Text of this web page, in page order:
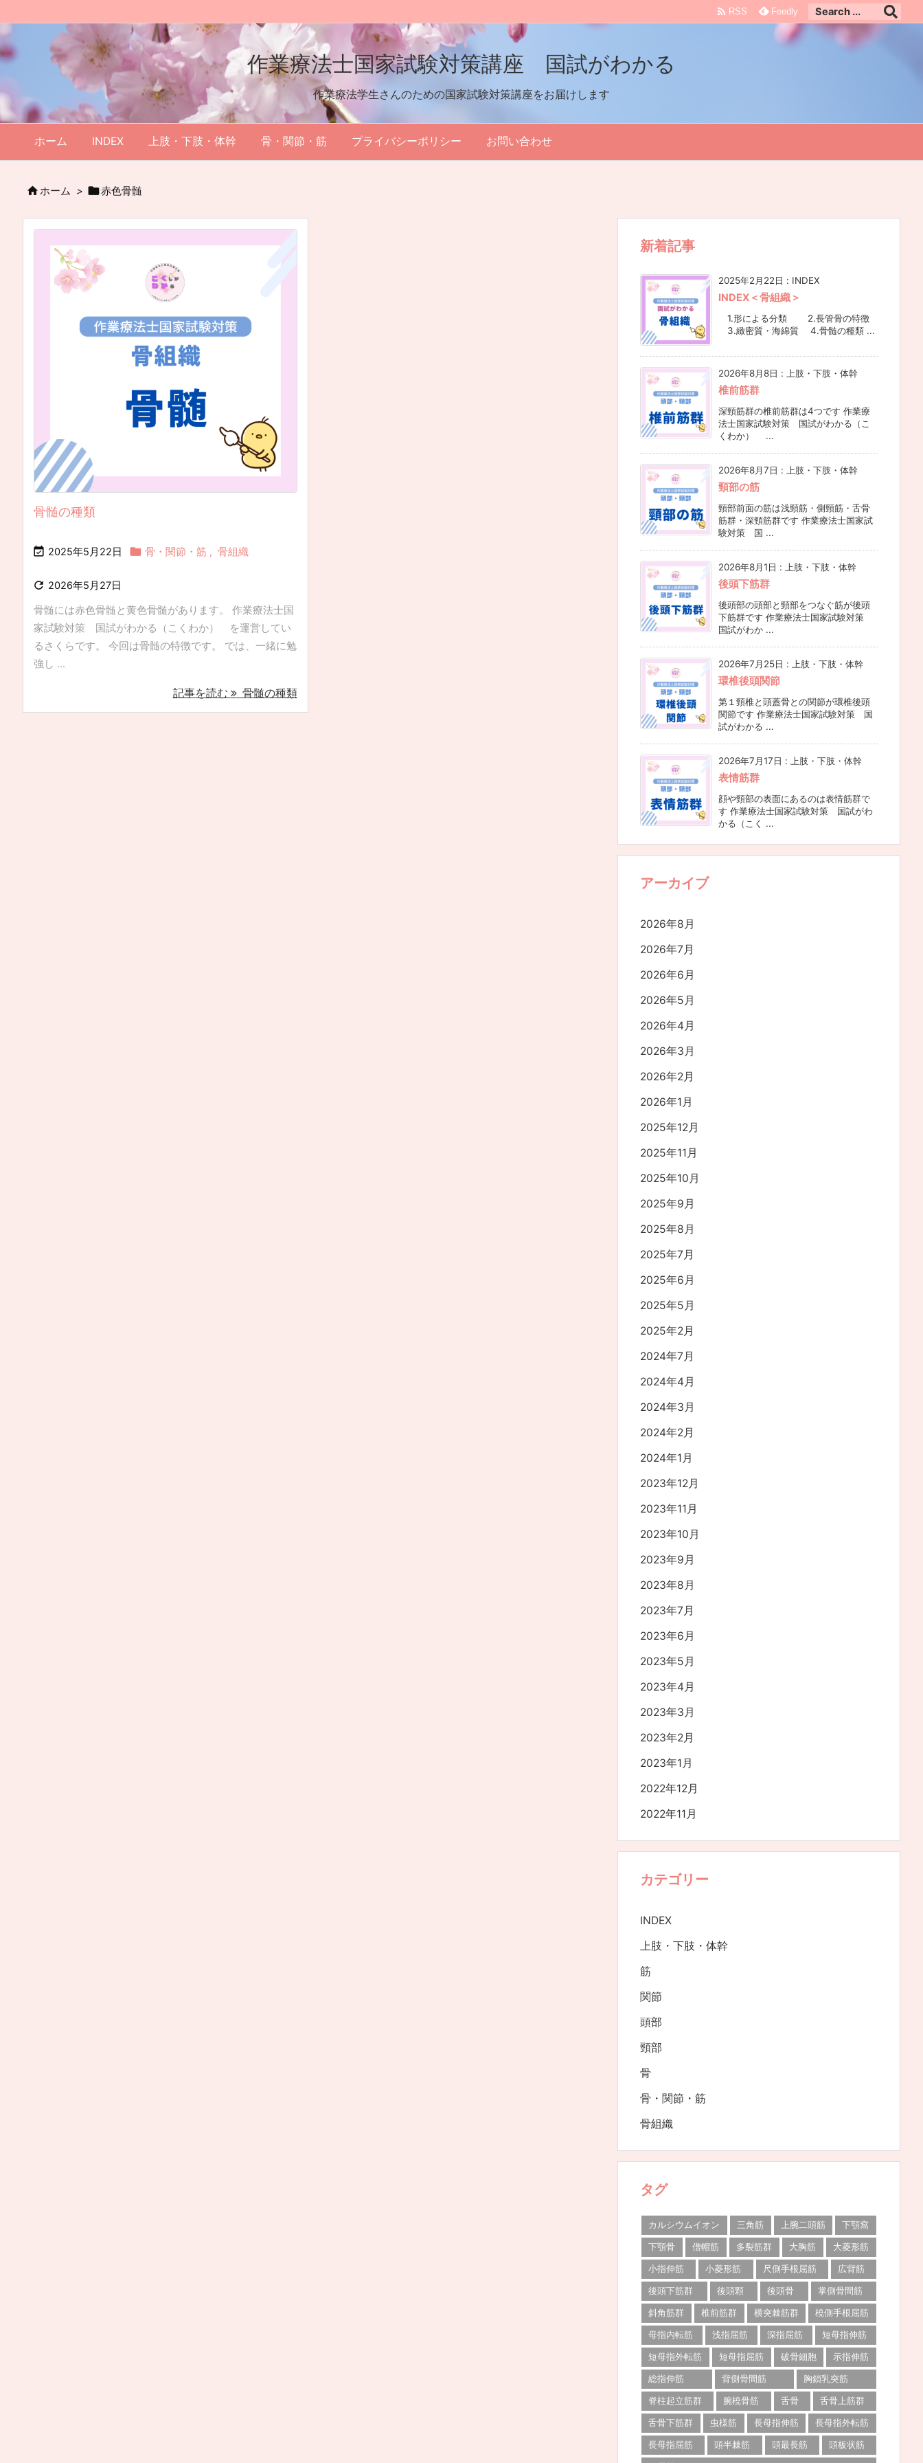
作業療法士国家試験対策講座 国試がわかる
作業療法学生さんのための国家試験対策講座をお届けします
ホーム INDEX 上肢・下肢・体幹 骨・関節・筋 プライバシーポリシー お問い合わせ
 RSS Feedly
ホーム > 赤色骨髄
骨髄の種類
 2025年5月22日  骨・関節・筋 , 骨組織
 2026年5月27日
骨髄には赤色骨髄と黄色骨髄があります。 作業療法士国
家試験対策 国試がわかる（こくわか） を運営してい
るさくらです。 今回は骨髄の特徴です。 では、一緒に勉
強し ...
記事を読む 骨髄の種類
新着記事
2025年2月22日 : INDEX
INDEX＜骨組織＞
1.形による分類 2.長管骨の特徴
3.緻密質・海綿質 4.骨髄の種類 ...
2026年8月8日 : 上肢・下肢・体幹
椎前筋群
深頸筋群の椎前筋群は4つです 作業療
法士国家試験対策 国試がわかる（こ
くわか） ...
2026年8月7日 : 上肢・下肢・体幹
頸部の筋
頸部前面の筋は浅頸筋・側頸筋・舌骨
筋群・深頸筋群です 作業療法士国家試
験対策 国 ...
2026年8月1日 : 上肢・下肢・体幹
後頭下筋群
後頭部の頭部と頸部をつなぐ筋が後頭
下筋群です 作業療法士国家試験対策
国試がわか ...
2026年7月25日 : 上肢・下肢・体幹
環椎後頭関節
第１頸椎と頭蓋骨との関節が環椎後頭
関節です 作業療法士国家試験対策 国
試がわかる ...
2026年7月17日 : 上肢・下肢・体幹
表情筋群
顔や頸部の表面にあるのは表情筋群で
す 作業療法士国家試験対策 国試がわ
かる（こく ...
アーカイブ
2026年8月
2026年7月
2026年6月
2026年5月
2026年4月
2026年3月
2026年2月
2026年1月
2025年12月
2025年11月
2025年10月
2025年9月
2025年8月
2025年7月
2025年6月
2025年5月
2025年2月
2024年7月
2024年4月
2024年3月
2024年2月
2024年1月
2023年12月
2023年11月
2023年10月
2023年9月
2023年8月
2023年7月
2023年6月
2023年5月
2023年4月
2023年3月
2023年2月
2023年1月
2022年12月
2022年11月
カテゴリー
INDEX
上肢・下肢・体幹
筋
関節
頭部
頸部
骨
骨・関節・筋
骨組織
タグ
カルシウムイオン 三角筋 上腕二頭筋
下顎窩
下顎骨
僧帽筋 多裂筋群 大胸筋
大菱形筋
小指伸筋
小菱形筋 尺側手根屈筋
広背筋
後頭下筋群
後頭顆 後頭骨
掌側骨間筋
斜角筋群
椎前筋群 横突棘筋群
橈側手根屈筋
母指内転筋
浅指屈筋 深指屈筋
短母指伸筋
短母指外転筋
短母指屈筋 破骨細胞
示指伸筋
総指伸筋
背側骨間筋
胸鎖乳突筋
脊柱起立筋群
腕橈骨筋 舌骨
舌骨上筋群
舌骨下筋群
虫様筋 長母指伸筋
長母指外転筋
長母指屈筋
頭半棘筋 頭最長筋
頭板状筋